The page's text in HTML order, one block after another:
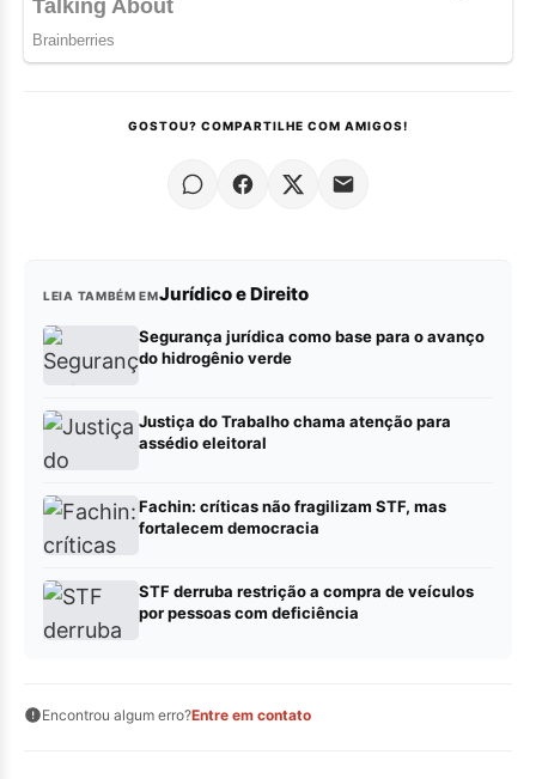
GOSTOU? COMPARTILHE COM AMIGOS!
LEIA TAMBÉM EMJurídico e Direito
Segurança jurídica como base para o avanço
do hidrogênio verde
Justiça do Trabalho chama atenção para
assédio eleitoral
Fachin: críticas não fragilizam STF, mas
fortalecem democracia
STF derruba restrição a compra de veículos
por pessoas com deficiência
Encontrou algum erro?Entre em contato